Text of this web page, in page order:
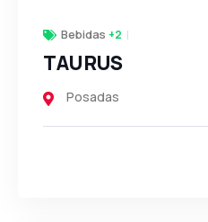
Bebidas +2
TAURUS
Posadas